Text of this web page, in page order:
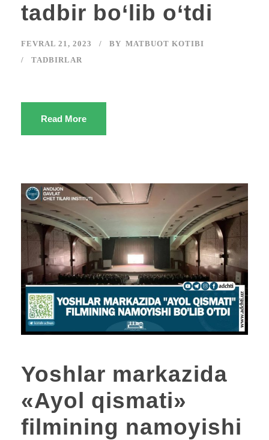
tadbir bo‘lib o‘tdi
FEVRAL 21, 2023 BY MATBUOT KOTIBI
TADBIRLAR
Read More
Yoshlar markazida
«Ayol qismati»
filmining namoyishi